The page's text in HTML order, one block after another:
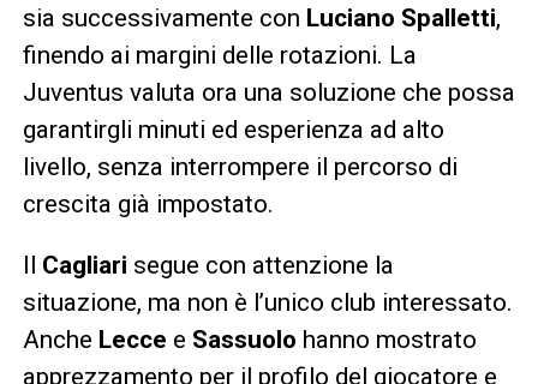
sia successivamente con Luciano Spalletti,
finendo ai margini delle rotazioni. La
Juventus valuta ora una soluzione che possa
garantirgli minuti ed esperienza ad alto
livello, senza interrompere il percorso di
crescita già impostato.
Il Cagliari segue con attenzione la
situazione, ma non è l’unico club interessato.
Anche Lecce e Sassuolo hanno mostrato
apprezzamento per il profilo del giocatore e